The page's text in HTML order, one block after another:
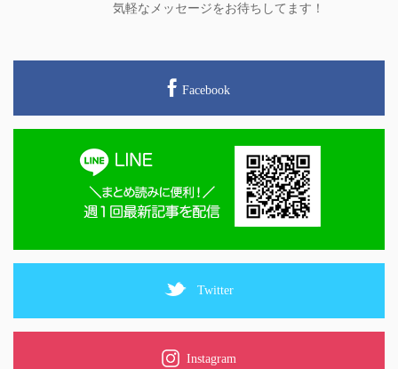
気軽なメッセージをお待ちしてます！
Facebook
Twitter
Instagram